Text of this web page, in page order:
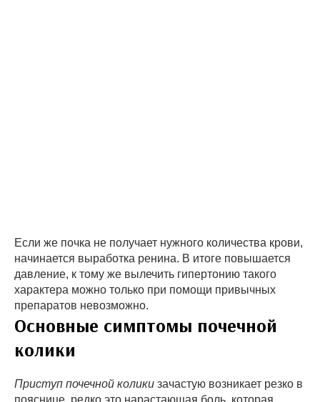
Если же почка не получает нужного количества крови,
начинается выработка ренина. В итоге повышается
давление, к тому же вылечить гипертонию такого
характера можно только при помощи привычных
препаратов невозможно.
Основные симптомы почечной
колики
Приступ почечной колики зачастую возникает резко в